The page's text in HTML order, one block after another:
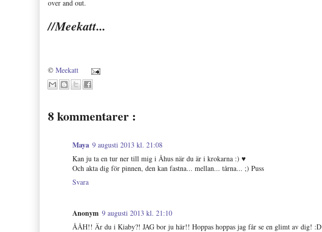
over and out.
//Meekatt...
© Meekatt
8 kommentarer :
Maya 9 augusti 2013 kl. 21:08
Kan ju ta en tur ner till mig i Åhus när du är i krokarna :) ♥
Och akta dig för pinnen, den kan fastna... mellan... tårna... ;) Puss
Svara
Anonym 9 augusti 2013 kl. 21:10
ÅÅH!! Är du i Kiaby?! JAG bor ju här!! Hoppas hoppas jag får se en glimt av dig! :D